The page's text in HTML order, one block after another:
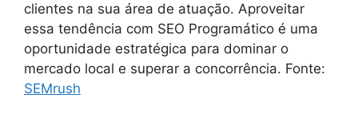
clientes na sua área de atuação. Aproveitar
essa tendência com SEO Programático é uma
oportunidade estratégica para dominar o
mercado local e superar a concorrência. Fonte:
SEMrush